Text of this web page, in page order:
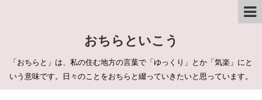
おちらといこう
「おちらと」は、私の住む地方の言葉で「ゆっくり」とか「気楽」にと
いう意味です。日々のことをおちらと綴っていきたいと思っています。